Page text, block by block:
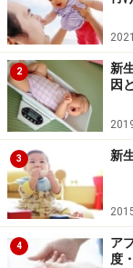
2
新
因
3 新
4
ア
度